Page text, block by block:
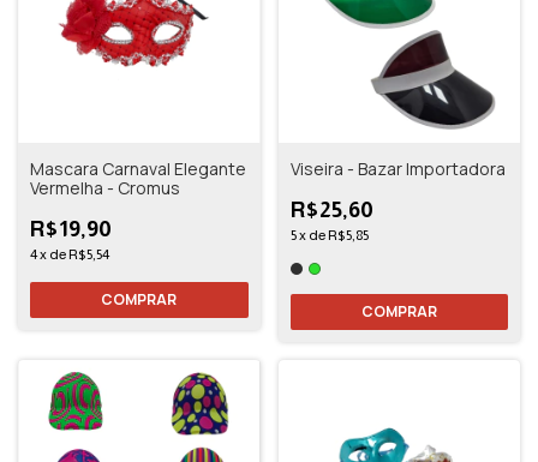
Mascara Carnaval Elegante
Vermelha - Cromus
R$19,90
4x de R$5,54
Viseira - Bazar Importadora
R$25,60
5x de R$5,85
COMPRAR